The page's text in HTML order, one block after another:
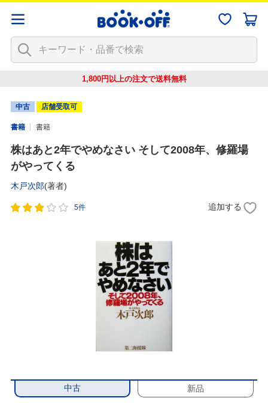
1,800円以上の注文で送料無料
中古 店舗受取可
書籍 書籍
株はあと2年でやめなさい そして2008年、修羅場
がやってくる
木戸次郎(著者)
5件 追加する
中古 新品